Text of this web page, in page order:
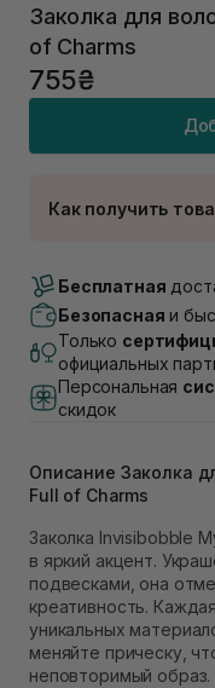
Заколка для
of Charms
755₴
Как получить
В наличии
Самовывоз г.
Самовывоз г.
1В (Duck's Lake)
Самовывоз г.
В наличии
Самовывоз
В наличии
Самовывоз г.
Экватор)
Бесплатная
Безопасная и
Только
официальных
Персональная
скидок
Описание Заколка
Full of Charms
Заколка Invisibobble
в яркий акцент.
подвесками, она
креативность.
уникальных
меняйте прическу,
неповторимый образ.